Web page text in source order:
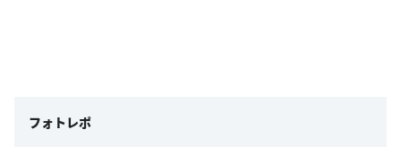
フォトレポ